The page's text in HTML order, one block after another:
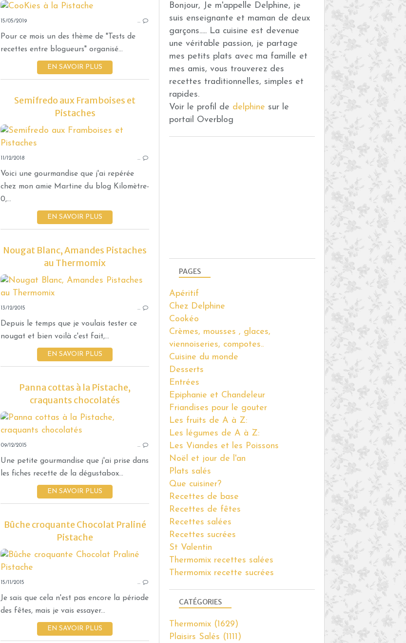
PISTACHE
TROCADÉRO
PÂTE SUCRÉE
MICHALAK
COOKIES
PISTACHE
CHOCOLAT
GOURMANDISES SUCRÉES
THERMOMIX
15/05/2019 …
Pour ce mois un des thème de "Tests de
recettes entre blogueurs" organisé...
EN SAVOIR PLUS
MINI
BOUQUET
SUCRE MUSCOVADO
Semifredo aux Framboises et
Pistaches
GLACE
11/12/2018 …
Voici une gourmandise que j'ai repérée
chez mon amie Martine du blog Kilomètre-
0,...
EN SAVOIR PLUS
GÂTEAUX
GOURMANDISES SUCRÉES
BROWNIE
CHOCOLAT
Nougat Blanc, Amandes Pistaches
au Thermomix
NOUGAT
FRIANDISES
GOURMANDISES SUCRÉES
13/12/2015 …
Depuis le temps que je voulais tester ce
nougat et bien voilà c'est fait,...
EN SAVOIR PLUS
POUR LES FÊTES
BISCUIT JOCONDE
ABRICOT
THERMOMIX
Panna cottas à la Pistache,
craquants chocolatés
PANNA COTTA
PISTACHE
CHOCOLAT
GOURMANDISES SUCRÉES
09/12/2015 …
Une petite gourmandise que j'ai prise dans
les fiches recette de la dégustabox...
EN SAVOIR PLUS
POUR LES FÊTES
EDELWEISS
CHCOLAT BLANC
FRAMBOISE
Bûche croquante Chocolat Praliné
Pistache
POUR LES FÊTES
BÛCHES
15/11/2015 …
Je sais que cela n'est pas encore la période
des fêtes, mais je vais essayer...
EN SAVOIR PLUS
THERMOMIX
GOURMANDISES SUCRÉES
Bonjour, Je m'appelle Delphine, je
suis enseignante et maman de deux
garçons..... La cuisine est devenue
une véritable passion, je partage
mes petits plats avec ma famille et
mes amis, vous trouverez des
recettes traditionnelles, simples et
rapides.
Voir le profil de delphine sur le
portail Overblog
PAGES
Apéritif
Chez Delphine
Cookéo
Crèmes, mousses , glaces,
viennoiseries, compotes..
Cuisine du monde
Desserts
Entrées
Epiphanie et Chandeleur
Friandises pour le gouter
Les fruits de A à Z:
Les légumes de A à Z:
Les Viandes et les Poissons
Noël et jour de l'an
Plats salés
Que cuisiner?
Recettes de base
Recettes de fêtes
Recettes salées
Recettes sucrées
St Valentin
Thermomix recettes salées
Thermomix recette sucrées
CATÉGORIES
Thermomix (1629)
Plaisirs Salés (1111)